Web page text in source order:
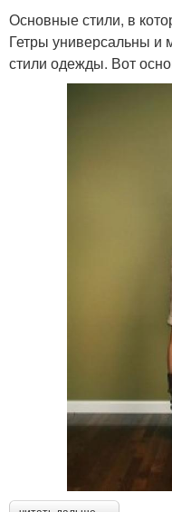
Основные стили, в
Гетры универсальны и
стили одежды. Вот